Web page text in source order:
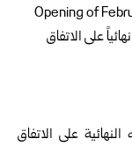
النهائية على الاتفاق